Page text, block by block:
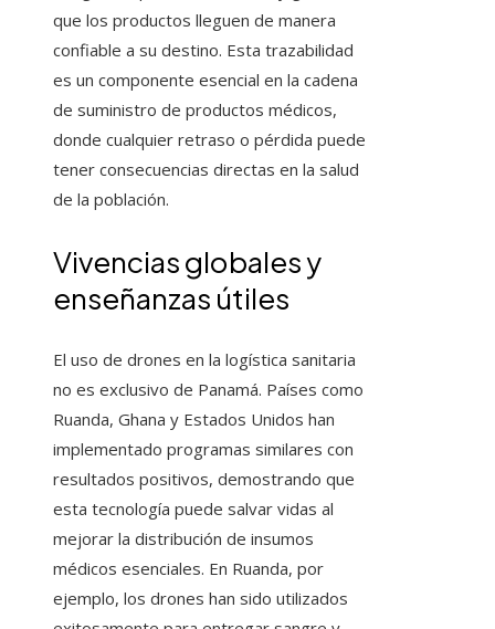
que los productos lleguen de manera
confiable a su destino. Esta trazabilidad
es un componente esencial en la cadena
de suministro de productos médicos,
donde cualquier retraso o pérdida puede
tener consecuencias directas en la salud
de la población.
Vivencias globales y
enseñanzas útiles
El uso de drones en la logística sanitaria
no es exclusivo de Panamá. Países como
Ruanda, Ghana y Estados Unidos han
implementado programas similares con
resultados positivos, demostrando que
esta tecnología puede salvar vidas al
mejorar la distribución de insumos
médicos esenciales. En Ruanda, por
ejemplo, los drones han sido utilizados